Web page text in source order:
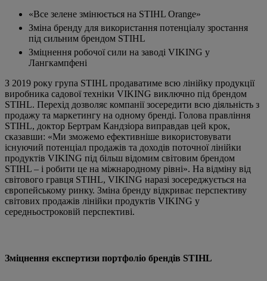
«Все зелене змінюється на STIHL Orange»
Зміна бренду для використання потенціалу зростання
під сильним брендом STIHL
Зміцнення робочої сили на заводі VIKING у
Лангкампфені
З 2019 року група STIHL продаватиме всю лінійку продукції
виробника садової техніки VIKING виключно під брендом
STIHL. Перехід дозволяє компанії зосередити всю діяльність з
продажу та маркетингу на одному бренді. Голова правління
STIHL, доктор Бертрам Кандзіора виправдав цей крок,
сказавши: «Ми зможемо ефективніше використовувати
існуючий потенціал продажів та доходів поточної лінійки
продуктів VIKING під більш відомим світовим брендом
STIHL – і робити це на міжнародному рівні». На відміну від
світового гравця STIHL, VIKING наразі зосереджується на
європейському ринку. Зміна бренду відкриває перспективу
світових продажів лінійки продуктів VIKING у
середньостроковій перспективі.
Зміцнення експертизи портфоліо брендів STIHL